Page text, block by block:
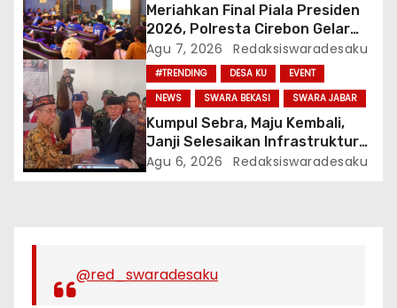
Meriahkan Final Piala Presiden
2026, Polresta Cirebon Gelar
Nobar Persib vs Persebaya Dan
Bagi-Bagi Motor Listrik
Agu 7, 2026 Redaksiswaradesaku
#TRENDING DESA KU
EVENT
NEWS
SWARA BEKASI SWARA JABAR
Kumpul Sebra, Maju Kembali,
Janji Selesaikan Infrastruktur
Dan Ajak Warga Jaga Persatuan
Agu 6, 2026 Redaksiswaradesaku
@red_swaradesaku